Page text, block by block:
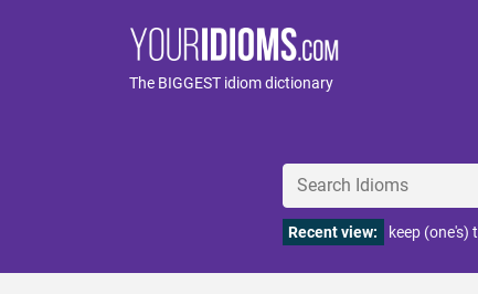
The BIGGEST idiom dictionary
Recent view: keep (one's)